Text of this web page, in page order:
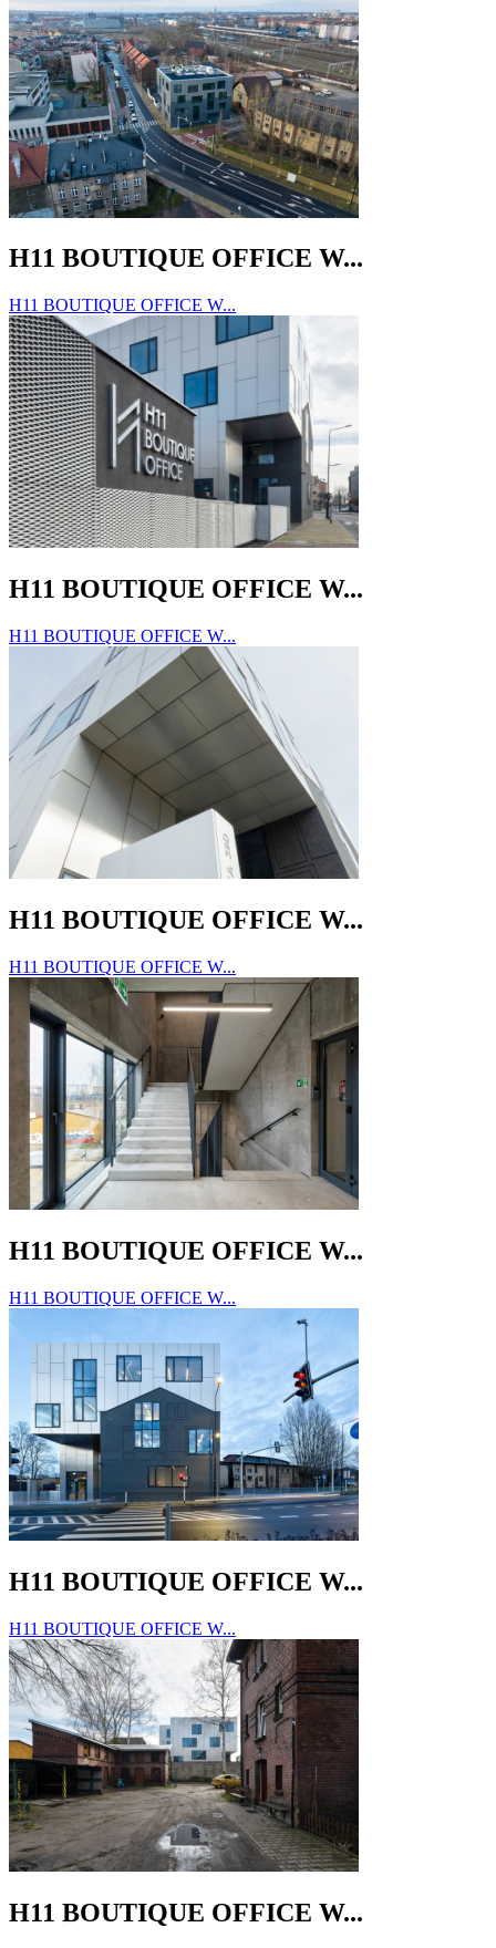
H11 BOUTIQUE OFFICE W...
H11 BOUTIQUE OFFICE W...
H11 BOUTIQUE OFFICE W...
H11 BOUTIQUE OFFICE W...
H11 BOUTIQUE OFFICE W...
H11 BOUTIQUE OFFICE W...
H11 BOUTIQUE OFFICE W...
H11 BOUTIQUE OFFICE W...
H11 BOUTIQUE OFFICE W...
H11 BOUTIQUE OFFICE W...
H11 BOUTIQUE OFFICE W...